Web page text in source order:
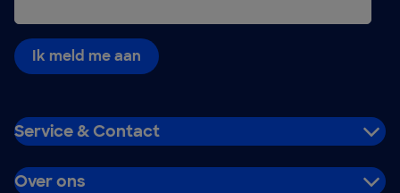
Ik meld me aan
Service & Contact
Over ons